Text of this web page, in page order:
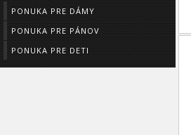
PONUKA PRE DÁMY
PONUKA PRE PÁNOV
PONUKA PRE DETI